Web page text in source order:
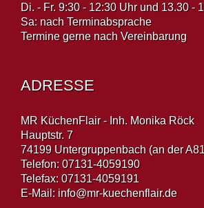
Di. - Fr. 9:30 - 12:30 Uhr und 13.30 -
Sa: nach Terminabsprache
Termine gerne nach Vereinbarung
ADRESSE
MR KüchenFlair - Inh. Monika Röck
Hauptstr. 7
74199 Untergruppenbach (an der
Telefon: 07131-4059190
Telefax: 07131-4059191
E-Mail: info@mr-kuechenflair.de